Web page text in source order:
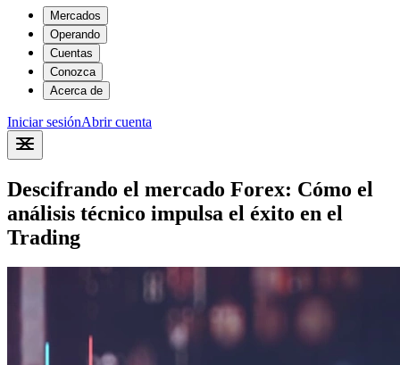
Mercados
Operando
Cuentas
Conozca
Acerca de
Iniciar sesiónAbrir cuenta
Descifrando el mercado Forex: Cómo el
análisis técnico impulsa el éxito en el
Trading